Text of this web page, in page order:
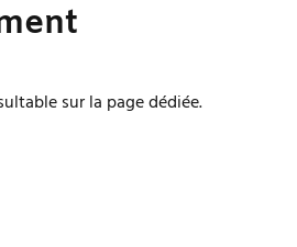
sur la page dédiée.